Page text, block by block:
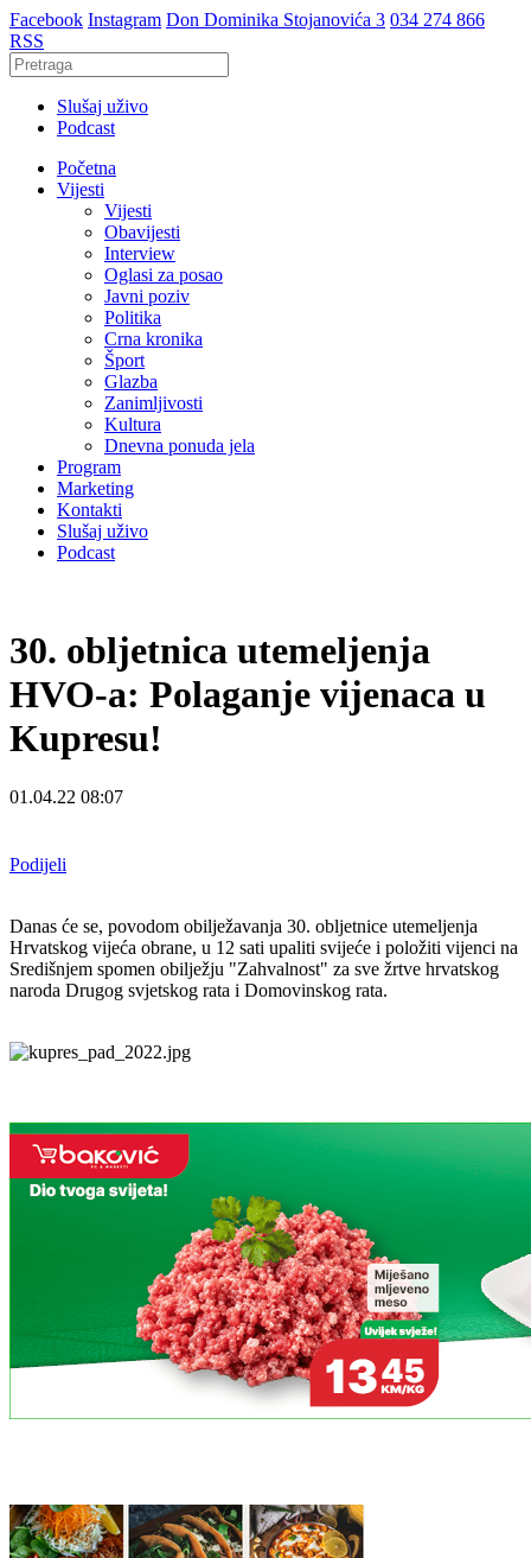
Facebook Instagram Don Dominika Stojanovića 3 034 274 866
RSS
Slušaj uživo
Podcast
Početna
Vijesti
Vijesti
Obavijesti
Interview
Oglasi za posao
Javni poziv
Politika
Crna kronika
Šport
Glazba
Zanimljivosti
Kultura
Dnevna ponuda jela
Program
Marketing
Kontakti
Slušaj uživo
Podcast
30. obljetnica utemeljenja
HVO-a: Polaganje vijenaca u
Kupresu!
01.04.22 08:07
Podijeli
Danas će se, povodom obilježavanja 30. obljetnice utemeljenja
Hrvatskog vijeća obrane, u 12 sati upaliti svijeće i položiti vijenci na
Središnjem spomen obilježju "Zahvalnost" za sve žrtve hrvatskog
naroda Drugog svjetskog rata i Domovinskog rata.